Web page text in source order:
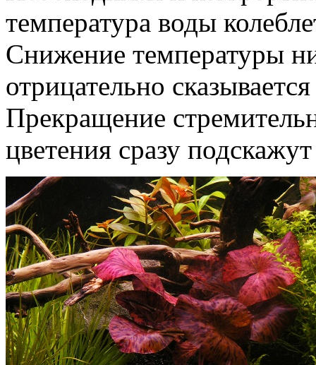
температура воды
Снижение температуры
отрицательно
Прекращение
цветения сразу